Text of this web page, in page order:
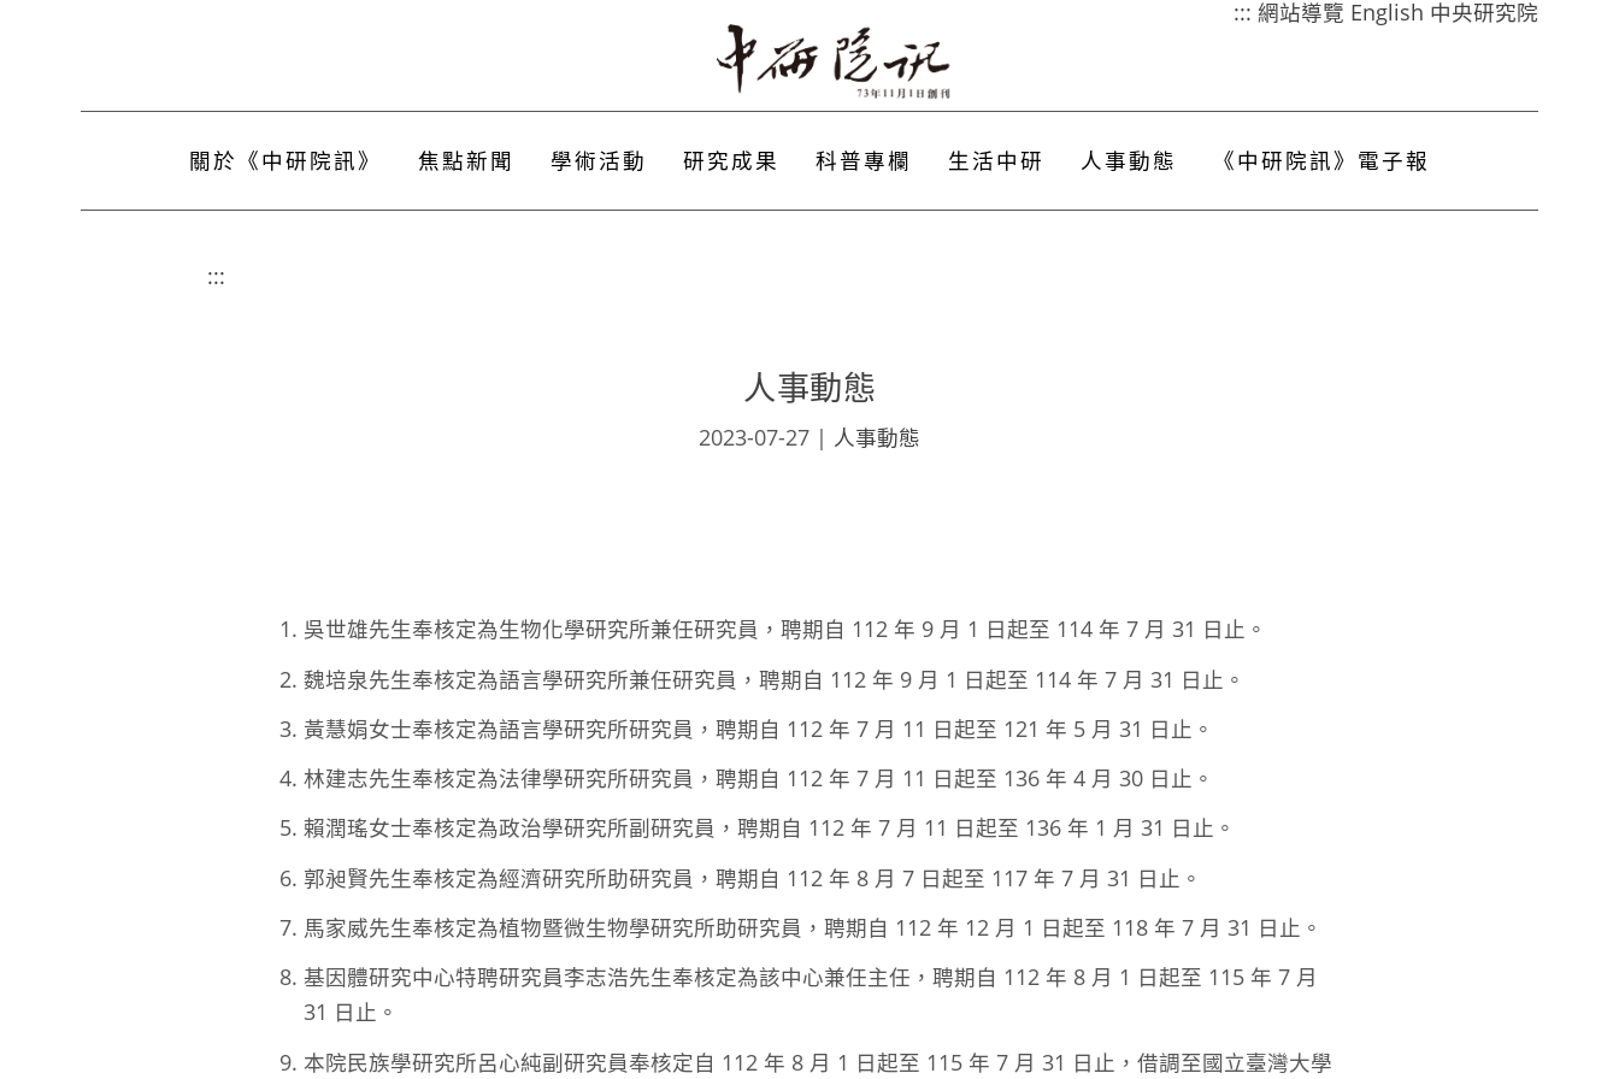
::: 網站導覽 English 中央研究院
關於《中研院訊》 焦點新聞 學術活動 研究成果 科普專欄 生活中研 人事動態 《中研院訊》電子報
:::
人事動態
2023-07-27 | 人事動態
吳世雄先生奉核定為生物化學研究所兼任研究員，聘期自 112 年 9 月 1 日起至 114 年 7 月 31 日止。
魏培泉先生奉核定為語言學研究所兼任研究員，聘期自 112 年 9 月 1 日起至 114 年 7 月 31 日止。
黃慧娟女士奉核定為語言學研究所研究員，聘期自 112 年 7 月 11 日起至 121 年 5 月 31 日止。
林建志先生奉核定為法律學研究所研究員，聘期自 112 年 7 月 11 日起至 136 年 4 月 30 日止。
賴潤瑤女士奉核定為政治學研究所副研究員，聘期自 112 年 7 月 11 日起至 136 年 1 月 31 日止。
郭昶賢先生奉核定為經濟研究所助研究員，聘期自 112 年 8 月 7 日起至 117 年 7 月 31 日止。
馬家威先生奉核定為植物暨微生物學研究所助研究員，聘期自 112 年 12 月 1 日起至 118 年 7 月 31 日止。
基因體研究中心特聘研究員李志浩先生奉核定為該中心兼任主任，聘期自 112 年 8 月 1 日起至 115 年 7 月
31 日止。
本院民族學研究所呂心純副研究員奉核定自 112 年 8 月 1 日起至 115 年 7 月 31 日止，借調至國立臺灣大學